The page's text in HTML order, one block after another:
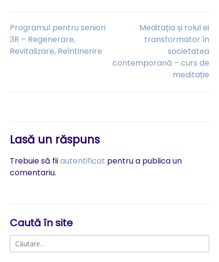
Navigare
în
Programul pentru seniori
3R – Regenerare,
Revitalizare, Reîntinerire
Meditația și rolul ei
transformator în
societatea
contemporană – curs de
meditație
Lasă un răspuns
Trebuie să fiiautentificat pentru a publica un
comentariu.
Caută în site
Caută
după: